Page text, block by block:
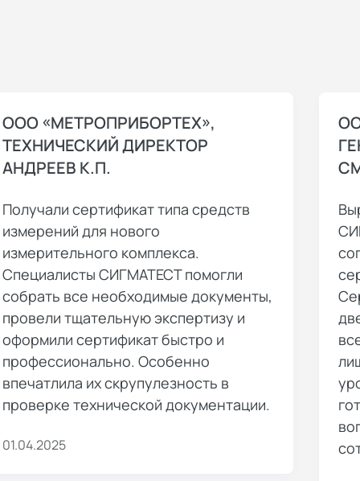
ООО «МЕТРОПРИБОРТЕХ»,
ТЕХНИЧЕСКИЙ ДИРЕКТОР
АНДРЕЕВ К.П.
Получали сертификат типа средств
измерений для нового
измерительного комплекса.
Специалисты СИГМАТЕСТ помогли
собрать все необходимые документы,
провели тщательную экспертизу и
оформили сертификат быстро и
профессионально. Особенно
впечатлила их скрупулезность в
проверке технической документации.
01.04.2025